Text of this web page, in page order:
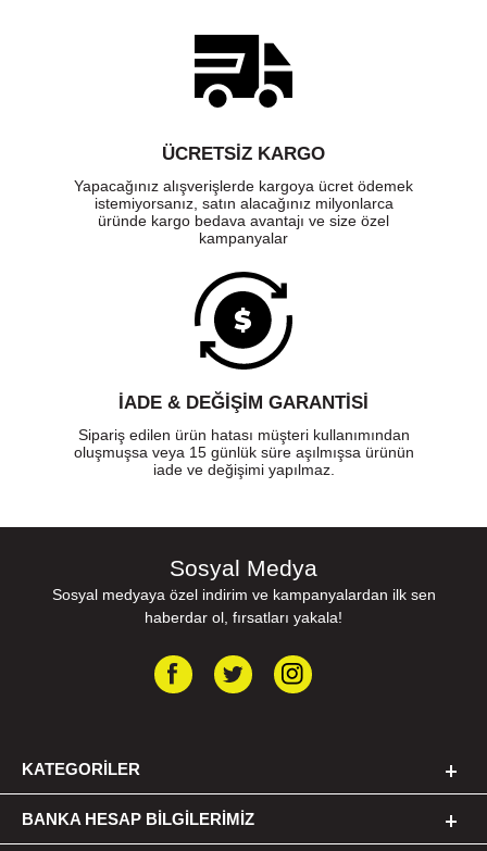
ÜCRETSIZ KARGO
Yapacağınız alışverişlerde kargoya ücret ödemek
istemiyorsanız, satın alacağınız milyonlarca
üründe kargo bedava avantajı ve size özel
kampanyalar
İADE & DEĞİŞİM GARANTİSİ
Sipariş edilen ürün hatası müşteri kullanımından
oluşmuşsa veya 15 günlük süre aşılmışsa ürünün
iade ve değişimi yapılmaz.
Sosyal Medya
Sosyal medyaya özel indirim ve kampanyalardan ilk sen
haberdar ol, fırsatları yakala!
KATEGORILER
BANKA HESAP BILGILERIMIZ